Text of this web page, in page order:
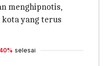
menghipnotis,
yang terus
40% selesai